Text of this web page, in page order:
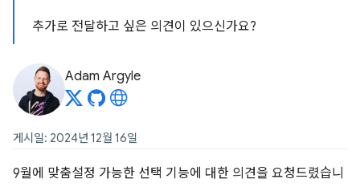
추가로 전달하고 싶은 의견이 있으신가요?
Adam Argyle
게시일: 2024년 12월 16일
9월에 맞춤설정 가능한 선택 기능에 대한 의견을 요청드렸습니